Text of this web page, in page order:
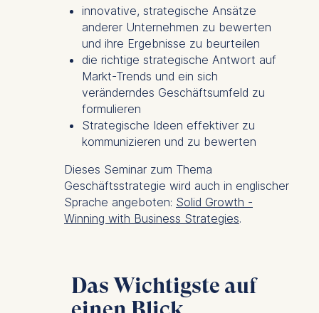
innovative, strategische Ansätze
anderer Unternehmen zu bewerten
und ihre Ergebnisse zu beurteilen
die richtige strategische Antwort auf
Markt-Trends und ein sich
veränderndes Geschäftsumfeld zu
formulieren
Strategische Ideen effektiver zu
kommunizieren und zu bewerten
Dieses Seminar zum Thema
Geschäftsstrategie wird auch in englischer
Sprache angeboten: Solid Growth -
Winning with Business Strategies.
Das Wichtigste auf